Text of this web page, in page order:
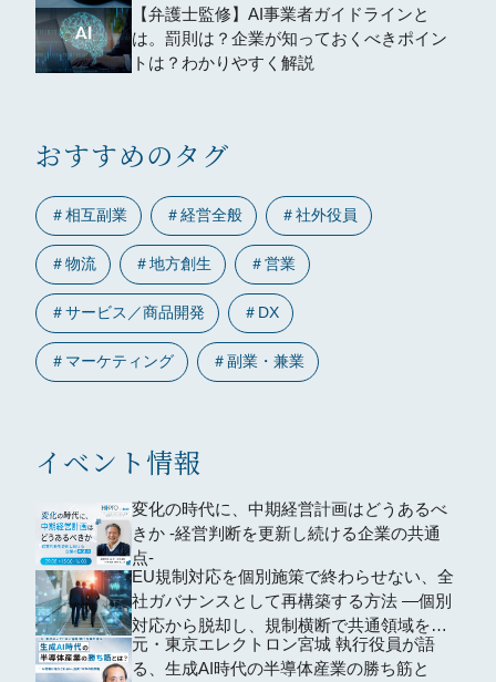
【弁護士監修】AI事業者ガイドラインと
は。罰則は？企業が知っておくべきポイン
トは？わかりやすく解説
おすすめのタグ
＃相互副業 ＃経営全般 ＃社外役員
＃物流 ＃地方創生 ＃営業
＃サービス／商品開発 ＃ DX
＃ マーケティング ＃副業・兼業
イベント情報
変化の時代に、中期経営計画はどうあるべ
きか -経営判断を更新し続ける企業の共通
点-
EU規制対応を個別施策で終わらせない、全
社ガバナンスとして再構築する方法 ―個別
対応から脱却し、規制横断で共通領域を再
編するための全社設計―
元・東京エレクトロン宮城 執行役員が語
る、生成AI時代の半導体産業の勝ち筋と